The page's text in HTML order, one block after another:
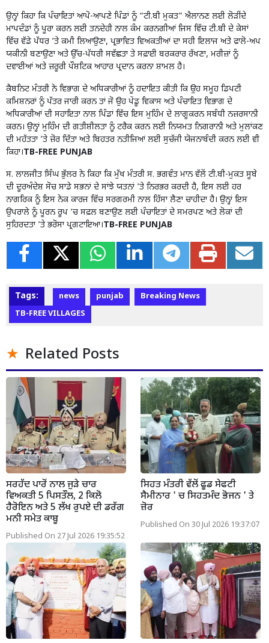
ਉਨ੍ਹਾਂ ਕਿਹਾ ਕਿ ਪੰਚਾਇਤਾਂ ਆਪੋ-ਆਪਣੇ ਪਿੰਡਾਂ ਨੂੰ “ਟੀ.ਬੀ ਮੁਕਤ” ਐਲਾਨਣ ਲਈ ਲੋੜੀਂਦੇ
ਮਾਪਦੰਡਾਂ ਨੂੰ ਪੂਰਾ ਕਰਨ ਲਈ ਤਨਦੇਹੀ ਨਾਲ ਕੰਮ ਕਰਨਗੀਆਂ ਜਿਸ ਵਿੱਚ ਟੀ.ਬੀ ਦੇ ਕੇਸਾਂ
ਵਿੱਚ ਵੱਡੇ ਪੱਧਰ ’ਤੇ ਕਮੀ ਲਿਆਉਣਾ, ਪ੍ਰਭਾਵਿਤ ਵਿਅਕਤੀਆਂ ਦਾ ਸਹੀ ਇਲਾਜ ਅਤੇ ਫਾਲੋ-ਅਪ
ਯਕੀਨੀ ਬਣਾਉਣਾ ਅਤੇ ਉੱਚ-ਪੱਧਰੀ ਸਵੱਛਤਾ ਤੇ ਸਫ਼ਾਈ ਬਰਕਰਾਰ ਰੱਖਣਾ, ਮਰੀਜ਼ਾਂ ਨੂੰ
ਦਵਾਈਆਂ ਅਤੇ ਜ਼ਰੂਰੀ ਪੌਸ਼ਟਿਕ ਆਹਾਰ ਪ੍ਰਦਾਨ ਕਰਨਾ ਸ਼ਾਮਲ ਹੈ।
ਕੈਬਨਿਟ ਮੰਤਰੀ ਨੇ ਵਿਭਾਗ ਦੇ ਅਧਿਕਾਰੀਆਂ ਨੂੰ ਹਦਾਇਤ ਕੀਤੀ ਕਿ ਉਹ ਸਮੂਹ ਡਿਪਟੀ
ਕਮਿਸ਼ਨਰਾਂ ਨੂੰ ਪੱਤਰ ਜਾਰੀ ਕਰਨ ਤਾਂ ਜੋ ਉਹ ਪੇਂਡੂ ਵਿਕਾਸ ਅਤੇ ਪੰਚਾਇਤ ਵਿਭਾਗ ਦੇ
ਅਧਿਕਾਰੀਆਂ ਦੀ ਸਹਾਇਤਾ ਨਾਲ ਪਿੰਡਾਂ ਵਿੱਚ ਇਸ ਮੁਹਿੰਮ ਦੇ ਲਾਗੂਕਰਨ ਸਬੰਧੀ ਨਜ਼ਰਸਾਨੀ
ਕਰਨ। ਉਨ੍ਹਾਂ ਮੁਹਿੰਮ ਦੀ ਗਤੀਸ਼ੀਲਤਾ ਨੂੰ ਟਰੈਕ ਕਰਨ ਲਈ ਨਿਯਮਤ ਨਿਗਰਾਨੀ ਅਤੇ ਮੁਲਾਂਕਣ
ਦੀ ਮਹੱਤਤਾ ’ਤੇ ਜ਼ੋਰ ਦਿੱਤਾ ਅਤੇ ਬਿਹਤਰ ਨਤੀਜਿਆਂ ਲਈ ਸੁਚੱਜੀ ਯੋਜਨਾਬੰਦੀ ਕਰਨ ਲਈ ਵੀ
ਕਿਹਾ।TB-FREE PUNJAB
ਸ. ਲਾਲਜੀਤ ਸਿੰਘ ਭੁੱਲਰ ਨੇ ਕਿਹਾ ਕਿ ਮੁੱਖ ਮੰਤਰੀ ਸ. ਭਗਵੰਤ ਮਾਨ ਵੱਲੋਂ ਟੀ.ਬੀ-ਮੁਕਤ ਸੂਬੇ
ਦੀ ਦੂਰਅੰਦੇਸ਼ ਸੋਚ ਸਾਡੇ ਸਭਨਾਂ ਦੇ ਸਾਂਝੇ ਯਤਨਾਂ ’ਤੇ ਨਿਰਭਰ ਕਰਦੀ ਹੈ, ਇਸ ਲਈ ਹਰ
ਨਾਗਰਿਕ ਨੂੰ ਇਸ ਨੇਕ ਕਾਰਜ ਵਿੱਚ ਸਰਗਰਮੀ ਨਾਲ ਹਿੱਸਾ ਲੈਣਾ ਚਾਹੀਦਾ ਹੈ। ਉਨ੍ਹਾਂ ਇਸ
ਉਪਰਾਲੇ ਨੂੰ ਪੂਰਨ ਰੂਪ ’ਚ ਸਫ਼ਲ ਬਣਾਉਣ ਲਈ ਪੰਚਾਇਤਾਂ ਦੇ ਸਮਰਪਣ ਅਤੇ ਲੋਕਾਂ ਦੀ
ਸੁਹਿਰਦਤਾ ’ਤੇ ਭਰੋਸਾ ਪ੍ਰਗਟਾਇਆ।TB-FREE PUNJAB
Tags: news punjab
Breaking News
TB-FREE VILLAGES
Related Posts
ਸਰਹੱਦ ਪਾਰੋਂ ਨਾਲ ਜੁੜੇ ਚਾਰ
ਵਿਅਕਤੀ 5 ਪਿਸਤੌਲ, 2 ਕਿਲੋ
ਹੈਰੋਇਨ ਅਤੇ 5 ਲੱਖ ਰੁਪਏ ਦੀ ਡਰੱਗ
ਮਨੀ ਸਮੇਤ ਕਾਬੂ
Published On 27 Jul 2026 19:35:52
ਸਿਹਤ ਮੰਤਰੀ ਵੱਲੋਂ ਫੂਡ ਸੇਫਟੀ
ਸੈਮੀਨਾਰ ' ਚ ਸਿਹਤਮੰਦ ਭੋਜਨ ' ਤੇ
ਜ਼ੋਰ
Published On 30 Jul 2026 19:37:07